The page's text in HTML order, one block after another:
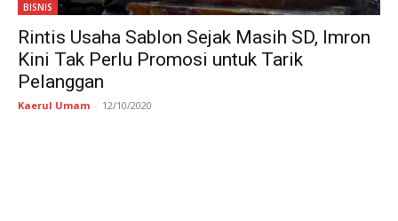
BISNIS
Rintis Usaha Sablon Sejak Masih SD, Imron
Kini Tak Perlu Promosi untuk Tarik
Pelanggan
Kaerul Umam - 12/10/2020